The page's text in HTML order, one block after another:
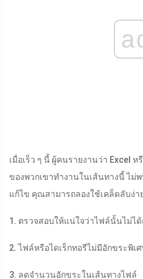
เมื่อเร็ว ๆ นี้ ผู้คนรายงานว่า Excel
ของพวกเขาทำงานในเส้นทางนี้ ไม่
แก้ไข คุณสามารถลองใช้เคล็ดลับง่า
1. ตรวจสอบให้แน่ใจว่าไฟล์นั้นไม่ไ
2. ไฟล์หรือไดเร็กทอรีไม่มีอักขระพิเ
3. ลดจำนวนอักขระในเส้นทางไฟล์